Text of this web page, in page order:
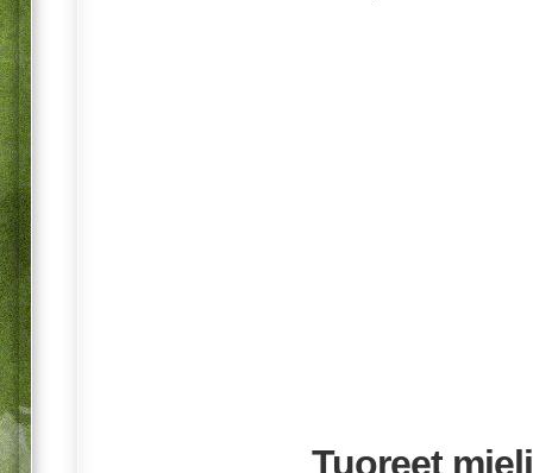
Tuoreet